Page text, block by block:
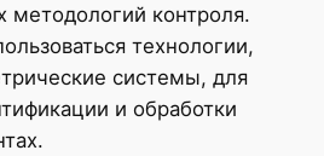
методологий контроля.
технологии,
системы, для
и обработки